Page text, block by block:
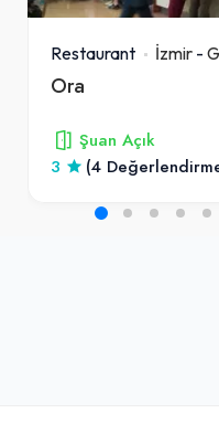
Restaurant İzmir -
Ora
Şuan Açık
3
(4